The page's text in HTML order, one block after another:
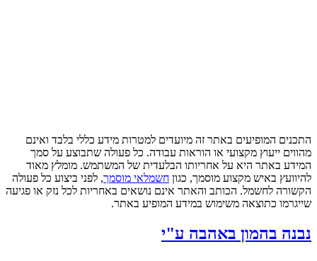
התכנים המופיעים באתר זה מיועדים למטרות מידע כללי בלבד ואינם
מהווים ייעוץ מקצועי או הוראות עבודה. כל פעולה שתבוצע על סמך
המידע באתר היא על אחריותו הבלעדית של המשתמש. מומלץ מאוד
להיוועץ באיש מקצוע מוסמך, כגון חשמלאי מוסמך, לפני ביצוע כל פעולה
הקשורה לחשמל. הכותב והאתר אינם נושאים באחריות לכל נזק או פגיעה
שייגרמו כתוצאה משימוש במידע המופיע באתר.
נבנה בהמון באהבה ע"י